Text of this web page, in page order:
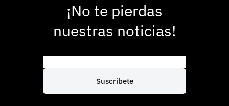
¡No te pierdas
nuestras noticias!
m
i
Suscribete